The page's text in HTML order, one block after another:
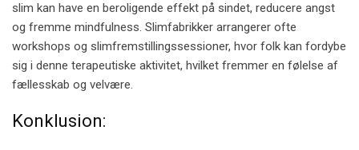
slim kan have en beroligende effekt på sindet, reducere angst
og fremme mindfulness. Slimfabrikker arrangerer ofte
workshops og slimfremstillingssessioner, hvor folk kan fordybe
sig i denne terapeutiske aktivitet, hvilket fremmer en følelse af
fællesskab og velvære.
Konklusion: